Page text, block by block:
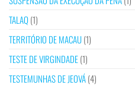
TALAQ(1)
TERRITÓRIO DE MACAU(1)
TESTE DE VIRGINDADE(1)
TESTEMUNHAS DE JEOVÁ(4)